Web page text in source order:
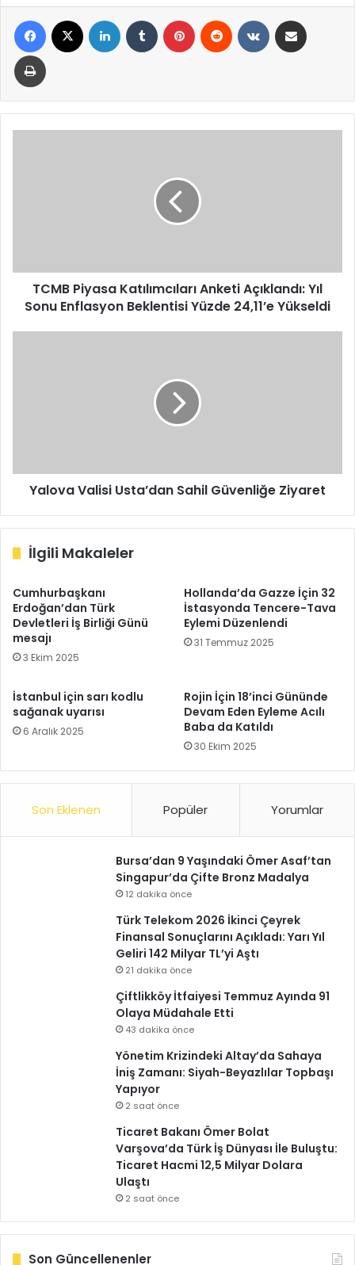
Facebook LinkedIn Tumblr Pinterest Reddit VKontakte
Yazdır
Beklentisi
Yüzde
24,11’e
TCMB Piyasa Katılımcıları Anketi Açıklandı: Yıl
Sonu Enflasyon Beklentisi Yüzde 24,11’e Yükseldi
Yalova Valisi Usta’dan Sahil Güvenliğe Ziyaret
İlgili Makaleler
Cumhurbaşkanı
Erdoğan’dan Türk
Devletleri İş Birliği Günü
mesajı
3 Ekim 2025
Hollanda’da Gazze İçin 32
İstasyonda Tencere-Tava
Eylemi Düzenlendi
31 Temmuz 2025
İstanbul için sarı kodlu
sağanak uyarısı
6 Aralık 2025
Rojin İçin 18’inci Gününde
Devam Eden Eyleme Acılı
Baba da Katıldı
30 Ekim 2025
Son Eklenen Popüler Yorumlar
Bursa’dan 9 Yaşındaki Ömer Asaf’tan
Singapur’da Çifte Bronz Madalya
12 dakika önce
Türk Telekom 2026 İkinci Çeyrek
Finansal Sonuçlarını Açıkladı: Yarı Yıl
Geliri 142 Milyar TL’yi Aştı
21 dakika önce
Çiftlikköy İtfaiyesi Temmuz Ayında 91
Olaya Müdahale Etti
43 dakika önce
Yönetim Krizindeki Altay’da Sahaya
İniş Zamanı: Siyah-Beyazlılar Topbaşı
Yapıyor
2 saat önce
Ticaret Bakanı Ömer Bolat
Varşova’da Türk İş Dünyası İle Buluştu:
Ticaret Hacmi 12,5 Milyar Dolara
Ulaştı
2 saat önce
Son Güncellenenler